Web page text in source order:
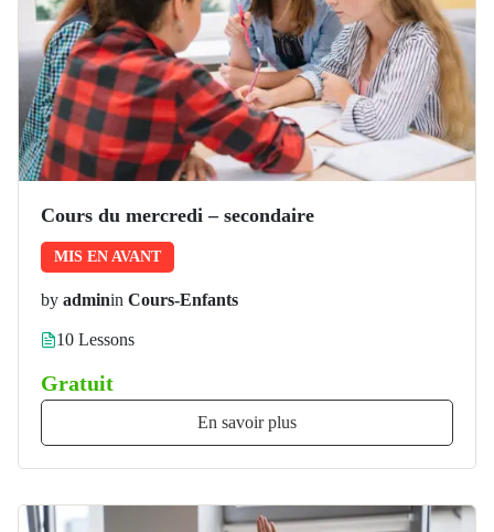
Cours du mercredi – secondaire
MIS EN AVANT
by adminin Cours-Enfants
10 Lessons
Gratuit
En savoir plus